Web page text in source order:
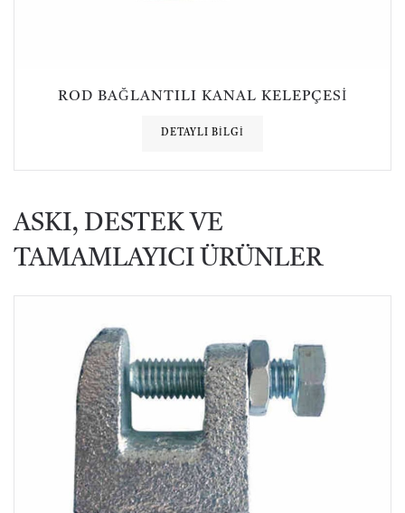
ROD BAĞLANTILI KANAL KELEPÇESI
DETAYLI BILGI
ASKI, DESTEK VE
TAMAMLAYICI ÜRÜNLER